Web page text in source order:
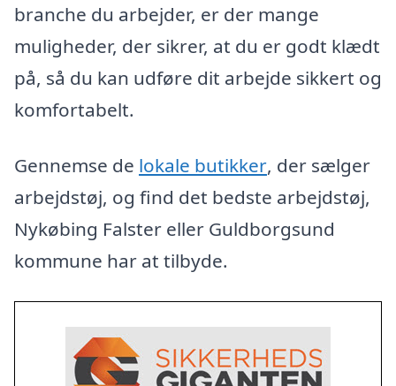
branche du arbejder, er der mange
muligheder, der sikrer, at du er godt klædt
på, så du kan udføre dit arbejde sikkert og
komfortabelt.
Gennemse de lokale butikker, der sælger
arbejdstøj, og find det bedste arbejdstøj,
Nykøbing Falster eller Guldborgsund
kommune har at tilbyde.